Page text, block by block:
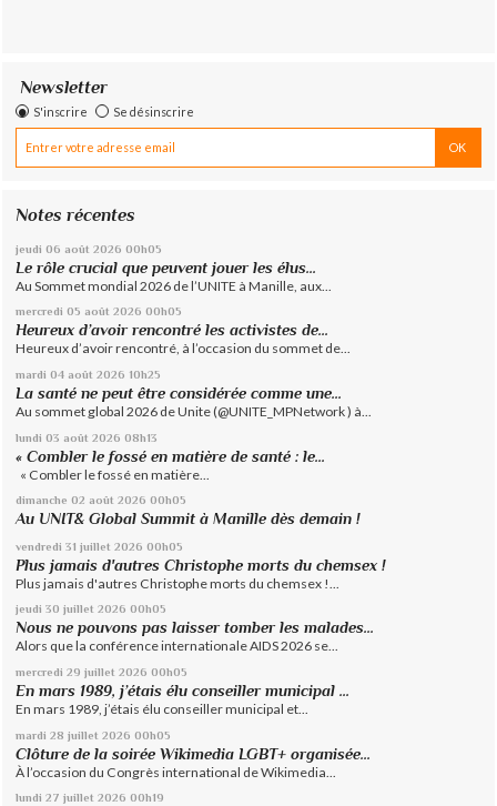
Newsletter
S'inscrire Se désinscrire
Notes récentes
jeudi 06 août 2026 00h05
Le rôle crucial que peuvent jouer les élus...
Au Sommet mondial 2026 de l’UNITE à Manille, aux...
mercredi 05 août 2026 00h05
Heureux d’avoir rencontré les activistes de...
Heureux d’avoir rencontré, à l’occasion du sommet de...
mardi 04 août 2026 10h25
La santé ne peut être considérée comme une...
Au sommet global 2026 de Unite (@UNITE_MPNetwork ) à...
lundi 03 août 2026 08h13
« Combler le fossé en matière de santé : le...
« Combler le fossé en matière...
dimanche 02 août 2026 00h05
Au UNIT& Global Summit à Manille dès demain !
vendredi 31 juillet 2026 00h05
Plus jamais d'autres Christophe morts du chemsex !
Plus jamais d'autres Christophe morts du chemsex !...
jeudi 30 juillet 2026 00h05
Nous ne pouvons pas laisser tomber les malades...
Alors que la conférence internationale AIDS 2026 se...
mercredi 29 juillet 2026 00h05
En mars 1989, j’étais élu conseiller municipal ...
En mars 1989, j’étais élu conseiller municipal et...
mardi 28 juillet 2026 00h05
Clôture de la soirée Wikimedia LGBT+ organisée...
À l’occasion du Congrès international de Wikimedia...
lundi 27 juillet 2026 00h19